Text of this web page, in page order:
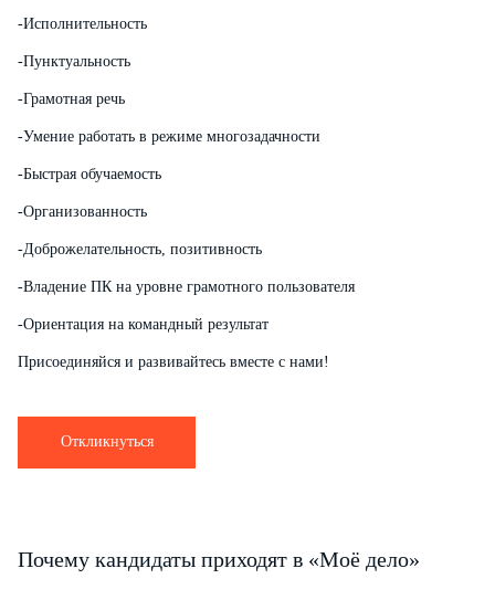
-Исполнительность
-Пунктуальность
-Грамотная речь
-Умение работать в режиме многозадачности
-Быстрая обучаемость
-Организованность
-Доброжелательность, позитивность
-Владение ПК на уровне грамотного пользователя
-Ориентация на командный результат
Присоединяйся и развивайтесь вместе с нами!
Откликнуться
Почему кандидаты приходят в «Моё дело»